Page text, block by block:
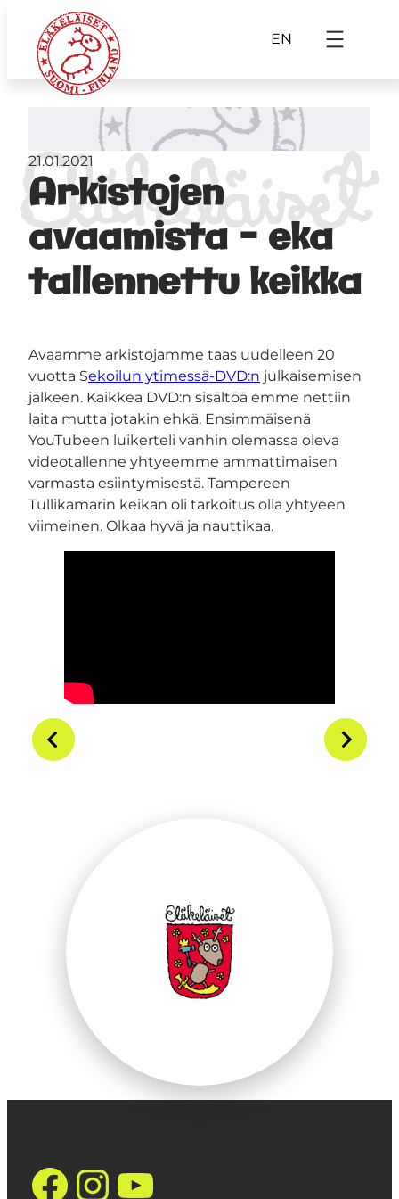
EN
Arkistojen
avaamista – eka
tallennettu keikka
21.01.2021
Avaamme arkistojamme taas uudelleen 20
vuotta Sekoilun ytimessä-DVD:n julkaisemisen
jälkeen. Kaikkea DVD:n sisältöä emme nettiin
laita mutta jotakin ehkä. Ensimmäisenä
YouTubeen luikerteli vanhin olemassa oleva
videotallenne yhtyeemme ammattimaisen
varmasta esiintymisestä. Tampereen
Tullikamarin keikan oli tarkoitus olla yhtyeen
viimeinen. Olkaa hyvä ja nauttikaa.
https://
Instagram
YouTube